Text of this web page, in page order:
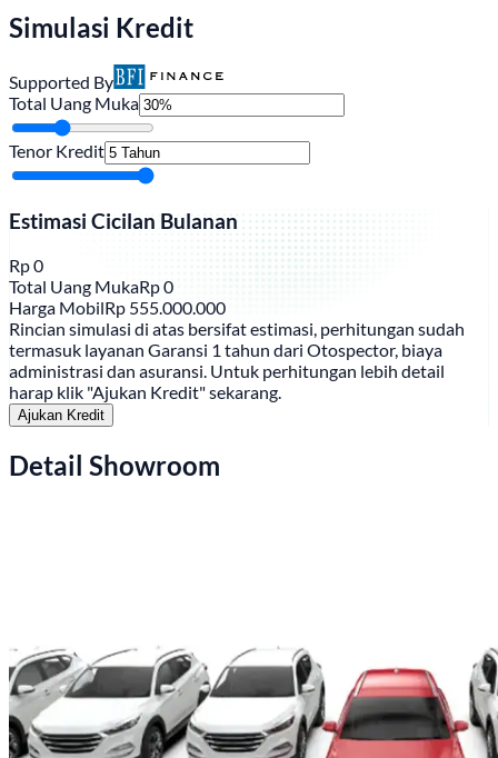
Simulasi Kredit
Supported By
Total Uang Muka
Tenor Kredit
Estimasi Cicilan Bulanan
Rp0
Total Uang MukaRp0
Harga MobilRp 555.000.000
Rincian simulasi di atas bersifat estimasi, perhitungan sudah
termasuk layanan Garansi 1 tahun dari Otospector, biaya
administrasi dan asuransi. Untuk perhitungan lebih detail
harap klik "Ajukan Kredit" sekarang.
Ajukan Kredit
Detail Showroom